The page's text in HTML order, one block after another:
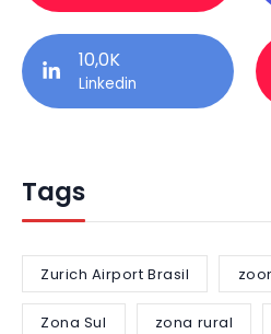
10,0K
Linkedin
Tags
Zurich Airport Brasil
Zona Sul zona rural